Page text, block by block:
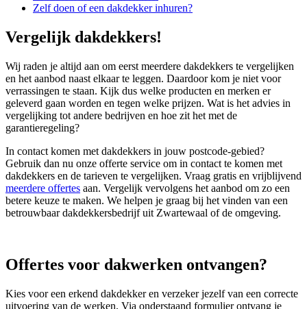
Zelf doen of een dakdekker inhuren?
Vergelijk dakdekkers!
Wij raden je altijd aan om eerst meerdere dakdekkers te vergelijken
en het aanbod naast elkaar te leggen. Daardoor kom je niet voor
verrassingen te staan. Kijk dus welke producten en merken er
geleverd gaan worden en tegen welke prijzen. Wat is het advies in
vergelijking tot andere bedrijven en hoe zit het met de
garantieregeling?
In contact komen met dakdekkers in jouw postcode-gebied?
Gebruik dan nu onze offerte service om in contact te komen met
dakdekkers en de tarieven te vergelijken. Vraag gratis en vrijblijvend
meerdere offertes aan. Vergelijk vervolgens het aanbod om zo een
betere keuze te maken. We helpen je graag bij het vinden van een
betrouwbaar dakdekkersbedrijf uit Zwartewaal of de omgeving.
Offertes voor dakwerken ontvangen?
Kies voor een erkend dakdekker en verzeker jezelf van een correcte
uitvoering van de werken. Via onderstaand formulier ontvang je